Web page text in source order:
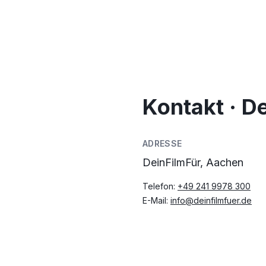
Kontakt ·
ADRESSE
DeinFilmFür, Aachen
Telefon: +49 241 9978 300
E-Mail: info@deinfilmfuer.de